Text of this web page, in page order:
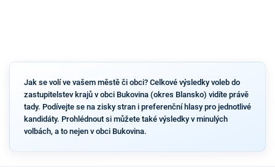
Jak se volí ve vašem městě či obci? Celkové výsledky voleb do
zastupitelstev krajů v obci Bukovina (okres Blansko) vidíte právě
tady. Podívejte se na zisky stran i preferenční hlasy pro jednotlivé
kandidáty. Prohlédnout si můžete také výsledky v minulých
volbách, a to nejen v obci Bukovina.